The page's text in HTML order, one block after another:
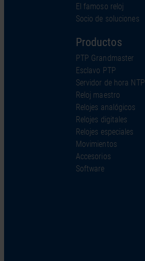
El famoso reloj
Socio de soluciones
Productos
PTP Grandmaster
Esclavo PTP
Servidor de hora NTP
Reloj maestro
Relojes analógicos
Relojes digitales
Relojes especiales
Movimientos
Accesorios
Software